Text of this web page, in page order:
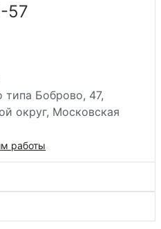
57
типа Боброво, 47,
округ, Московская
работы